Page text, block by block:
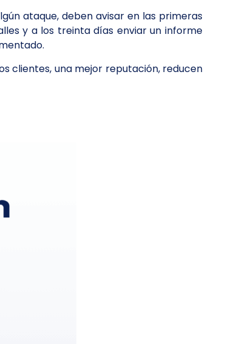
ataque, deben avisar en las primeras
y a los treinta días enviar un informe
clientes, una mejor reputación, reducen